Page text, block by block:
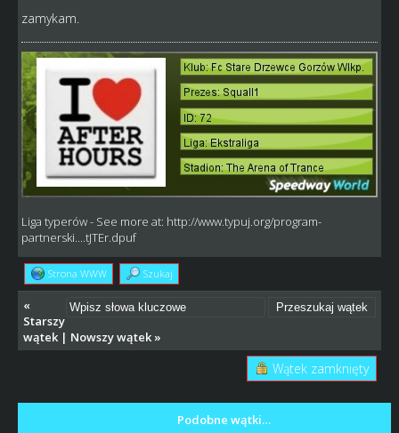
zamykam.
Liga typerów- See more at: http://www.typuj.org/program-
partnerski....tJTEr.dpuf
Strona WWW Szukaj
«
Starszy
wątek| Nowszy wątek»
Wątek zamknięty
Podobne wątki…